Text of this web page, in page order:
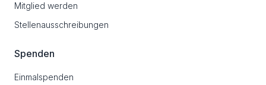
Mitglied werden
Stellenausschreibungen
Spenden
Einmalspenden